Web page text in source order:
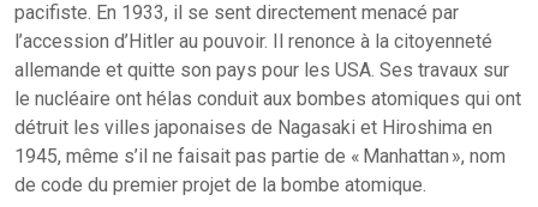
pacifiste. En 1933, il se sent directement menacé par
l’accession d’Hitler au pouvoir. Il renonce à la citoyenneté
allemande et quitte son pays pour les USA. Ses travaux sur
le nucléaire ont hélas conduit aux bombes atomiques qui ont
détruit les villes japonaises de Nagasaki et Hiroshima en
1945, même s’il ne faisait pas partie de « Manhattan », nom
de code du premier projet de la bombe atomique.